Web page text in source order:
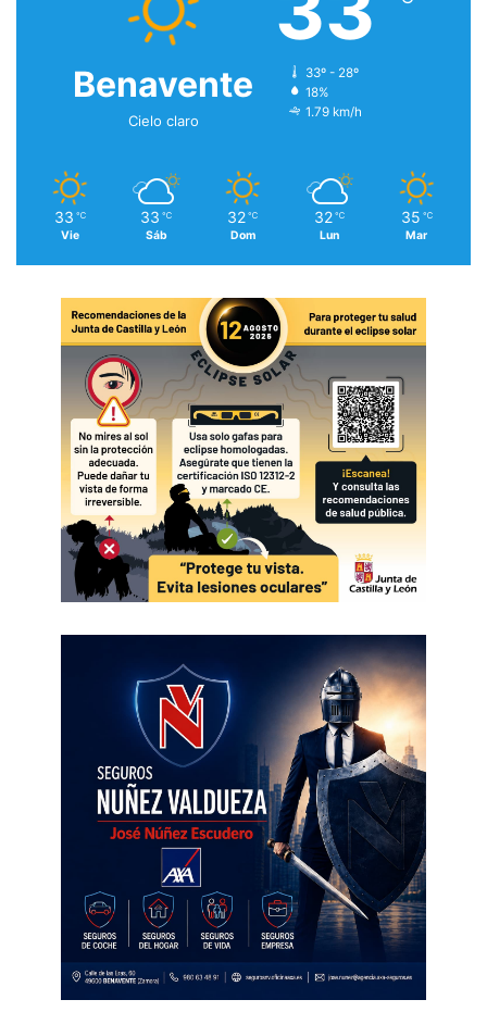
Benavente
Cielo claro
33º - 28º
18%
1.79 km/h
33 ℃
Vie
33 ℃
Sáb
32 ℃
Dom
32 ℃
Lun
35 ℃
Mar